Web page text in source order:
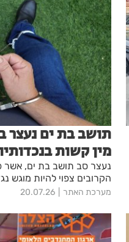
תושב בת ים נעצר
מין קשות
נעצר סב תושב בת ים, אשר
הקרובים צפוי להיות מוגש
מערכת האתר 20.07.26